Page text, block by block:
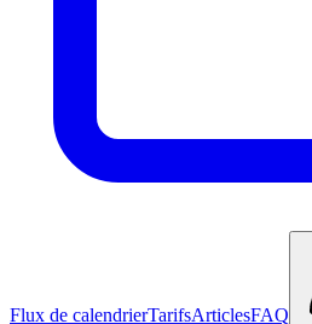
Flux de calendrierTarifsArticlesFAQ